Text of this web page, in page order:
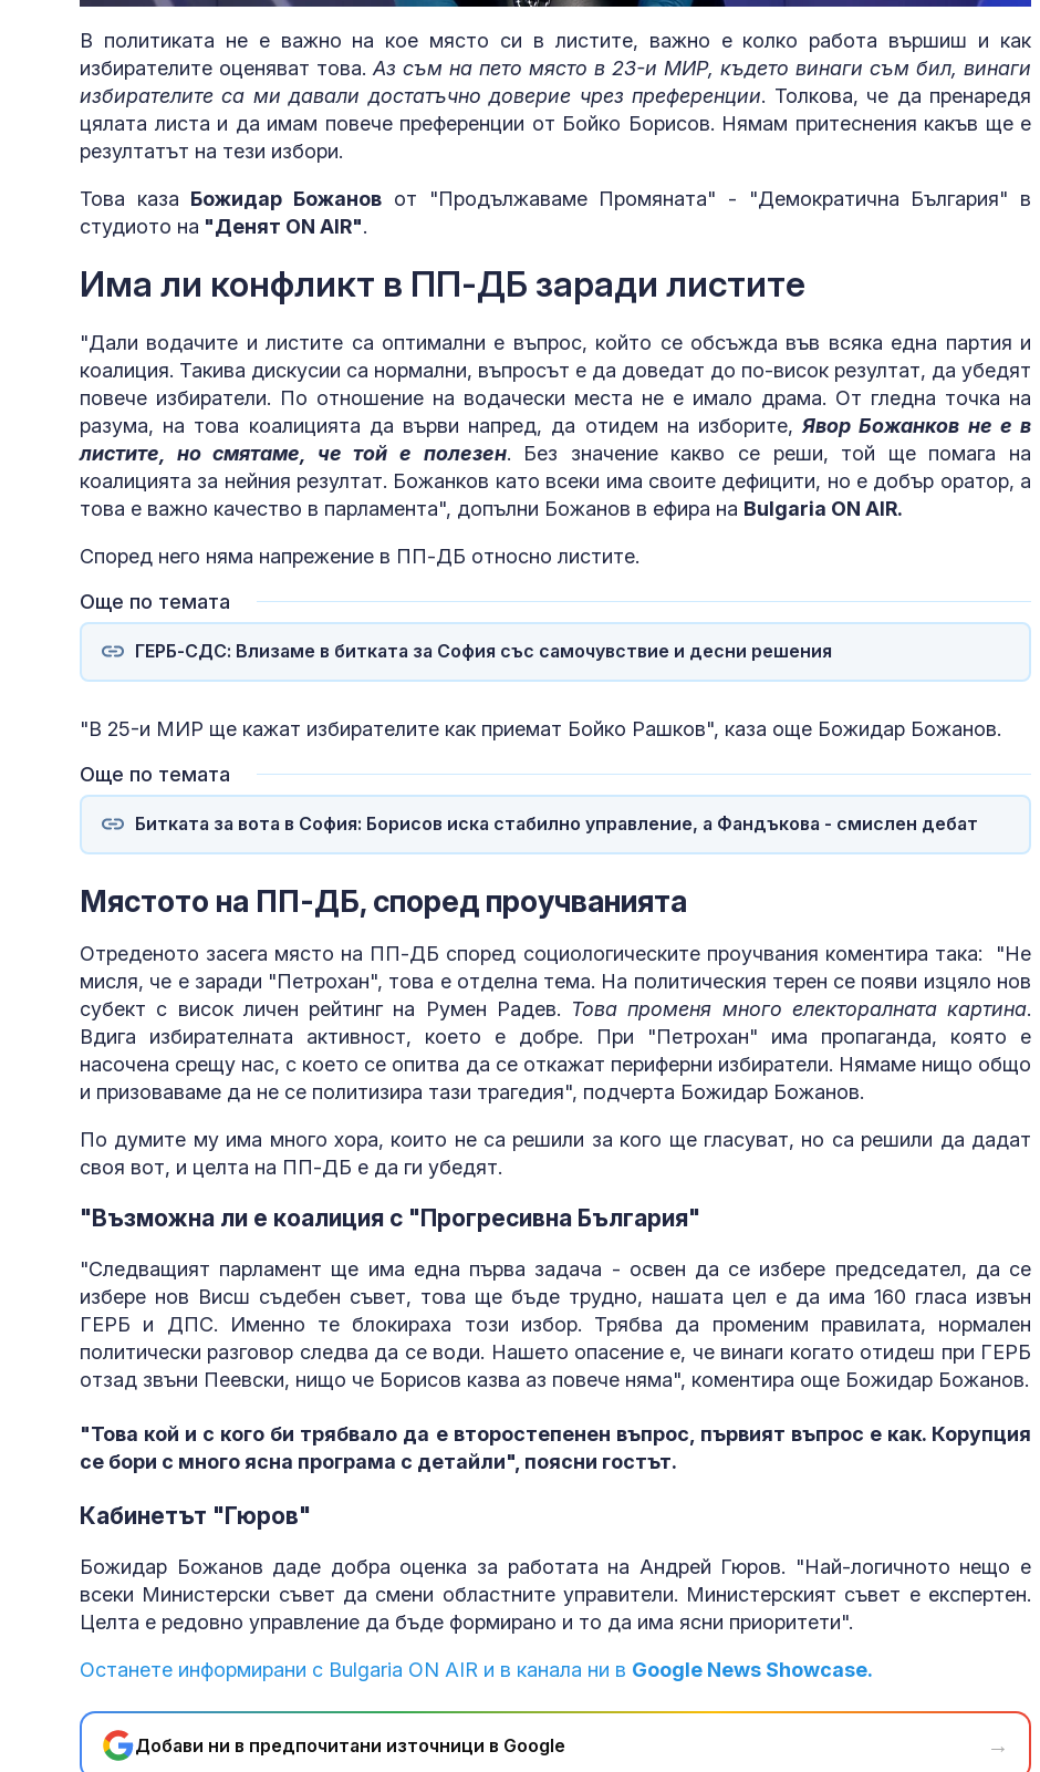
В политиката не е важно на кое място си в листите, важно е колко работа вършиш и как
избирателите оценяват това. Аз съм на пето място в 23-и МИР, където винаги съм бил, винаги
избирателите са ми давали достатъчно доверие чрез преференции. Толкова, че да пренаредя
цялата листа и да имам повече преференции от Бойко Борисов. Нямам притеснения какъв ще е
резултатът на тези избори.
Това каза Божидар Божанов от "Продължаваме Промяната" - "Демократична България" в
студиото на "Денят ON AIR".
Има ли конфликт в ПП-ДБ заради листите
"Дали водачите и листите са оптимални е въпрос, който се обсъжда във всяка една партия и
коалиция. Такива дискусии са нормални, въпросът е да доведат до по-висок резултат, да убедят
повече избиратели. По отношение на водачески места не е имало драма. От гледна точка на
разума, на това коалицията да върви напред, да отидем на изборите,Явор Божанков не е в
листите, но смятаме, че той е полезен. Без значение какво се реши, той ще помага на
коалицията за нейния резултат. Божанков като всеки има своите дефицити, но е добър оратор, а
това е важно качество в парламента", допълни Божанов в ефира на Bulgaria ON AIR.
Според него няма напрежение в ПП-ДБ относно листите.
Още по темата
ГЕРБ-СДС: Влизаме в битката за София със самочувствие и десни решения
"В 25-и МИР ще кажат избирателите как приемат Бойко Рашков", каза още Божидар Божанов.
Още по темата
Битката за вота в София: Борисов иска стабилно управление, а Фандъкова - смислен дебат
Мястото на ПП-ДБ, според проучванията
Отреденото засега място на ПП-ДБ според социологическите проучвания коментира така: "Не
мисля, че е заради "Петрохан", това е отделна тема. На политическия терен се появи изцяло нов
субект с висок личен рейтинг на Румен Радев. Това променя много електоралната картина.
Вдига избирателната активност, което е добре. При "Петрохан" има пропаганда, която е
насочена срещу нас, с което се опитва да се откажат периферни избиратели. Нямаме нищо общо
и призоваваме да не се политизира тази трагедия", подчерта Божидар Божанов.
По думите му има много хора, които не са решили за кого ще гласуват, но са решили да дадат
своя вот, и целта на ПП-ДБ е да ги убедят.
"Възможна ли е коалиция с "Прогресивна България"
"Следващият парламент ще има една първа задача - освен да се избере председател, да се
избере нов Висш съдебен съвет, това ще бъде трудно, нашата цел е да има 160 гласа извън
ГЕРБ и ДПС. Именно те блокираха този избор. Трябва да променим правилата, нормален
политически разговор следва да се води. Нашето опасение е, че винаги когато отидеш при ГЕРБ
отзад звъни Пеевски, нищо че Борисов казва аз повече няма", коментира още Божидар Божанов.
"Това кой и с кого би трябвало да е второстепенен въпрос, първият въпрос е как. Корупция
се бори с много ясна програма с детайли", поясни гостът.
Кабинетът "Гюров"
Божидар Божанов даде добра оценка за работата на Андрей Гюров. "Най-логичното нещо е
всеки Министерски съвет да смени областните управители. Министерският съвет е експертен.
Целта е редовно управление да бъде формирано и то да има ясни приоритети".
Останете информирани с Bulgaria ON AIR и в канала ни в Google News Showcase.
Добави ни в предпочитани източници в Google →
Близки и приятели
изпратиха писателя и
Западните съюзници
са на път да провалят
Украйна отново
БАБХ спря замърсени
пипер, домати,